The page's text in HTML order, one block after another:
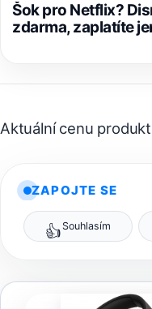
Šok pro Netflix?
zdarma, zaplatíte
Aktuální cenu
ZAPOJTE SE
👍 Souhlasím